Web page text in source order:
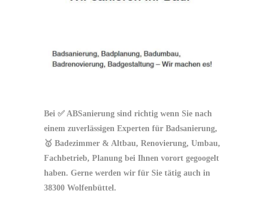
Bei ✅ ABSanierung sind richtig wenn Sie nach
einem zuverlässigen Experten für Badsanierung,
🥇 Badezimmer & Altbau, Renovierung, Umbau,
Fachbetrieb, Planung bei Ihnen vorort gegoogelt
haben. Gerne werden wir für Sie tätig auch in
38300 Wolfenbüttel.